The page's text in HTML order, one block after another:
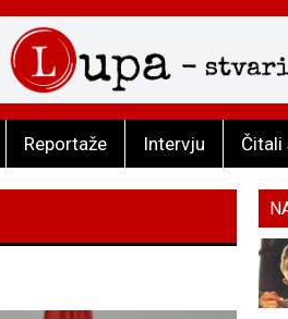
Reportaže Intervju Čitali